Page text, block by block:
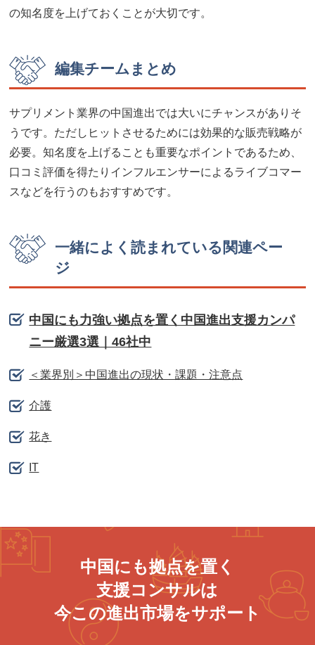
の知名度を上げておくことが大切です。
編集チームまとめ
サプリメント業界の中国進出では大いにチャンスがありそ
うです。ただしヒットさせるためには効果的な販売戦略が
必要。知名度を上げることも重要なポイントであるため、
口コミ評価を得たりインフルエンサーによるライブコマー
スなどを行うのもおすすめです。
一緒によく読まれている関連ペー
ジ
中国にも力強い拠点を置く中国進出支援カンパ
ニー厳選3選｜46社中
＜業界別＞中国進出の現状・課題・注意点
介護
花き
IT
中国にも拠点を置く
支援コンサルは
今この進出市場をサポート